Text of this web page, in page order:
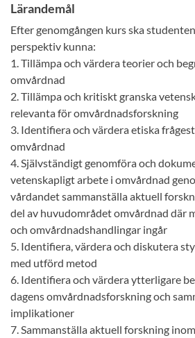
Lärandemål
Efter genomgången kurs ska
perspektiv kunna:
1. Tillämpa och värdera teorier och
omvårdnad
2. Tillämpa och kritiskt granska
relevanta för omvårdnadsforskning
3. Identifiera och värdera etiska
omvårdnad
4. Självständigt genomföra och
vetenskapligt arbete i omvårdnad
vårdandet sammanställa aktuell
del av huvudområdet omvårdnad där
och omvårdnadshandlingar ingår
5. Identifiera, värdera och diskutera
med utförd metod
6. Identifiera och värdera ytterligare
dagens omvårdnadsforskning och
implikationer
7. Sammanställa aktuell forskning